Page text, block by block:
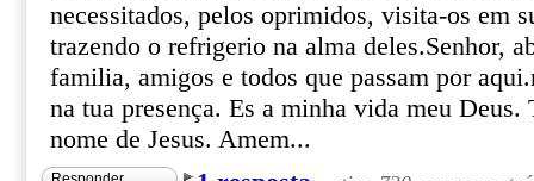
necessitados, pelos oprimidos, visita-os em
trazendo o refrigerio na alma deles.Senhor,
familia, amigos e todos que passam por
na tua presença. Es a minha vida meu Deus.
nome de Jesus. Amem...